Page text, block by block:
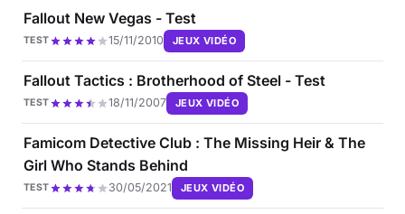
Fallout New Vegas - Test
TEST 15/11/2010 JEUX VIDÉO
Fallout Tactics : Brotherhood of Steel - Test
TEST 18/11/2007 JEUX VIDÉO
Famicom Detective Club : The Missing Heir & The
Girl Who Stands Behind
TEST 30/05/2021 JEUX VIDÉO